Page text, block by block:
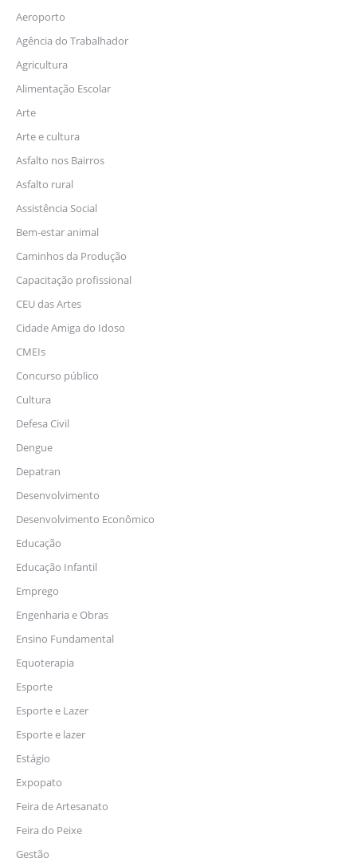
Aeroporto
Agência do Trabalhador
Agricultura
Alimentação Escolar
Arte
Arte e cultura
Asfalto nos Bairros
Asfalto rural
Assistência Social
Bem-estar animal
Caminhos da Produção
Capacitação profissional
CEU das Artes
Cidade Amiga do Idoso
CMEIs
Concurso público
Cultura
Defesa Civil
Dengue
Depatran
Desenvolvimento
Desenvolvimento Econômico
Educação
Educação Infantil
Emprego
Engenharia e Obras
Ensino Fundamental
Equoterapia
Esporte
Esporte e Lazer
Esporte e lazer
Estágio
Expopato
Feira de Artesanato
Feira do Peixe
Gestão